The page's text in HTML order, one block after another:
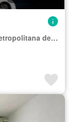
Região Imediata de São Paulo, Região Metropolitana de São Paulo